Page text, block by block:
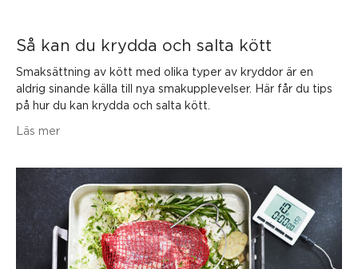
Så kan du krydda och salta kött
Smaksättning av kött med olika typer av kryddor är en
aldrig sinande källa till nya smakupplevelser. Här får du tips
på hur du kan krydda och salta kött.
Läs mer